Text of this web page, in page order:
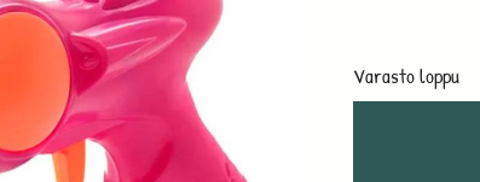
Varasto loppu